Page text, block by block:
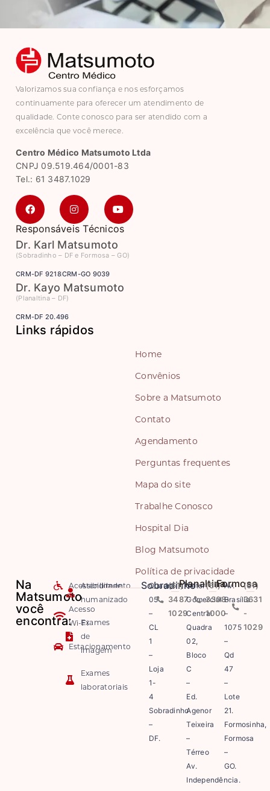
Valorizamos sua confiança e nos esforçamos
continuamente para oferecer um atendimento de
qualidade. Conte conosco para ser atendido com a
excelência que você merece.
Centro Médico Matsumoto Ltda
CNPJ 09.519.464/0001-83
Tel.: 61 3487.1029
Responsáveis Técnicos
Dr. Karl Matsumoto
(Sobradinho – DF e Formosa – GO)
CRM-DF 9218CRM-GO 9039
Dr. Kayo Matsumoto
(Planaltina – DF)
CRM-DF 20.496
Links rápidos
Home
Convênios
Sobre a Matsumoto
Contato
Agendamento
Perguntas frequentes
Mapa do site
Trabalhe Conosco
Hospital Dia
Blog Matsumoto
Política de privacidade
Na
Matsumoto
você
encontra:
Acessibilidade
Acesso
Wi-Fi
Estacionamento
Atendimento
humanizado
Exames
de
imagem
Exames
laboratoriais
Sobradinho
Quadra
05
–
CL
1
–
Loja
1-
4
Sobradinho
–
DF.
(61)
3487-
1029
Planaltina
Setor
Comercial
Central
Quadra
02,
Bloco
C
–
Ed.
Agenor
Teixeira
–
Térreo
Av.
Independência.
(61)
3308-
1000
Formosa
Av.
Brasília
–
1075
–
Qd
47
–
Lote
21.
Formosinha,
Formosa
–
GO.
(61)
3631
-
1029